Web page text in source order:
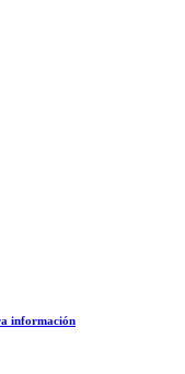
información